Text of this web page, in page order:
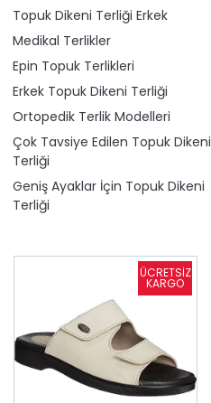
Topuk Dikeni Terliği Erkek
Medikal Terlikler
Epin Topuk Terlikleri
Erkek Topuk Dikeni Terliği
Ortopedik Terlik Modelleri
Çok Tavsiye Edilen Topuk Dikeni
Terliği
Geniş Ayaklar İçin Topuk Dikeni
Terliği